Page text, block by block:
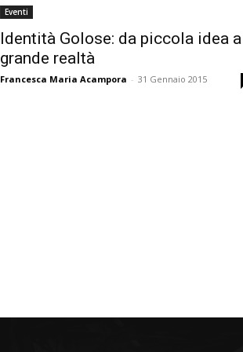
Eventi
Identità Golose: da piccola idea a
grande realtà
Francesca Maria Acampora - 31 Gennaio 2015